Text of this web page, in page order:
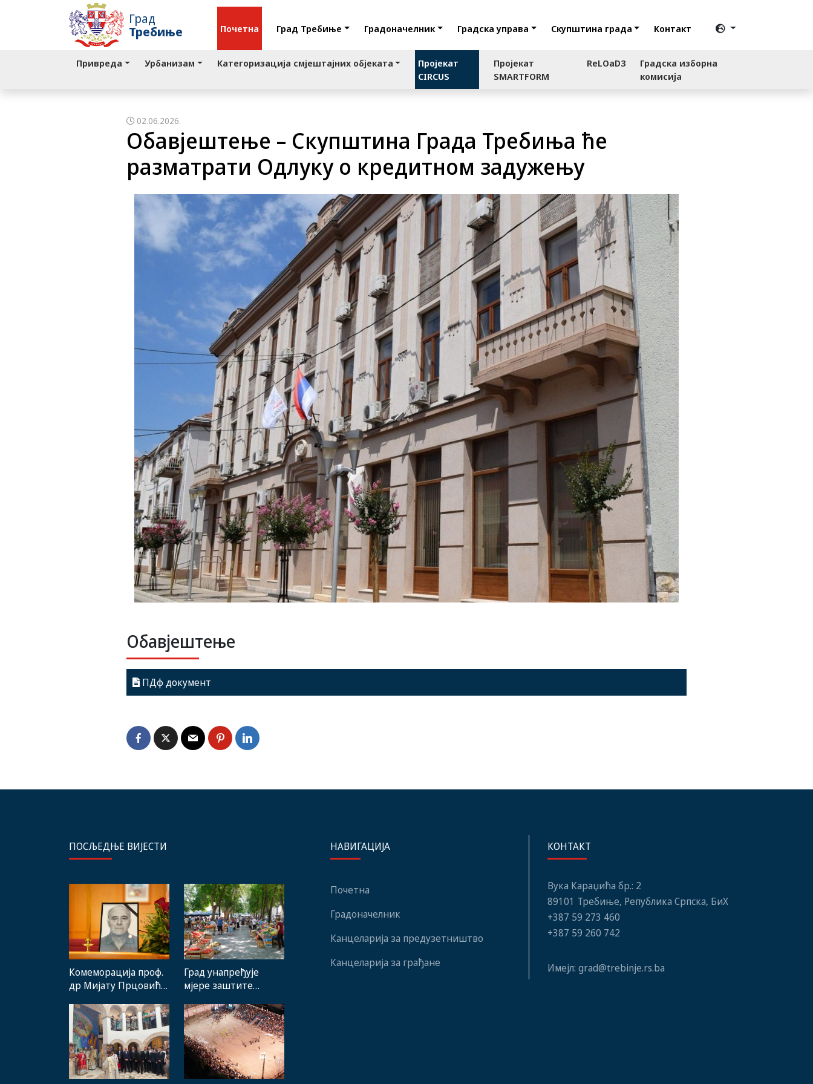
Град
Требиње
Почетна Град Требиње Градоначелник Градска управа Скупштина града Контакт
Привреда Урбанизам Категоризација смјештајних објеката
Пројекат
CIRCUS
Пројекат
SMARTFORM
ReLOaD3
Градска изборна
комисија
02.06.2026.
Oбавјештење – Скупштина Града Требиња ће
разматрати Одлуку о кредитном задужењу
Обавјештење
ПДф документ
ПОСЉЕДЊЕ ВИЈЕСТИ
Комеморација проф.
др Мијату Прцовићу:
стручњака и човјека
који је Требиње
носио у срцу
Град унапређује
мјере заштите
произвођача и рад
градске пијаце
НАВИГАЦИЈА
Почетна
Градоначелник
Канцеларија за предузетништво
Канцеларија за грађане
КОНТАКТ
Вука Караџића бр.: 2
89101 Требиње, Република Српска, БиХ
+387 59 273 460
+387 59 260 742
Имејл: grad@trebinje.rs.ba